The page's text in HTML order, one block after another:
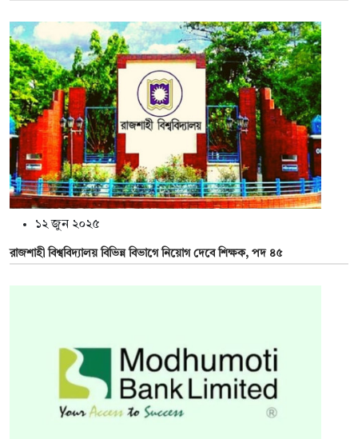
১২ জুন ২০২৫
রাজশাহী বিশ্ববিদ্যালয় বিভিন্ন বিভাগে নিয়োগ দেবে শিক্ষক, পদ ৪৫